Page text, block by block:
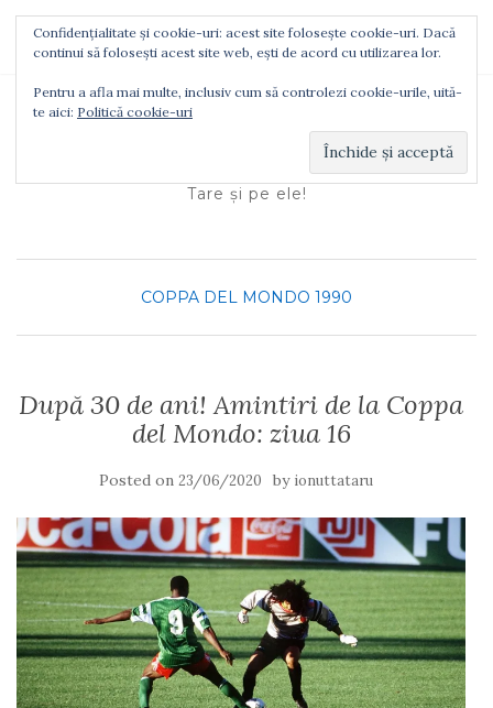
TOGGLE NAVIGATION
Ionuţ Tătaru
Tare şi pe ele!
COPPA DEL MONDO 1990
După 30 de ani! Amintiri de la Coppa
del Mondo: ziua 16
Posted on 23/06/2020 by ionuttataru
Confidențialitate și cookie-uri: acest site folosește cookie-uri. Dacă
continui să folosești acest site web, ești de acord cu utilizarea lor.
Pentru a afla mai multe, inclusiv cum să controlezi cookie-urile, uită-
te aici: Politică cookie-uri